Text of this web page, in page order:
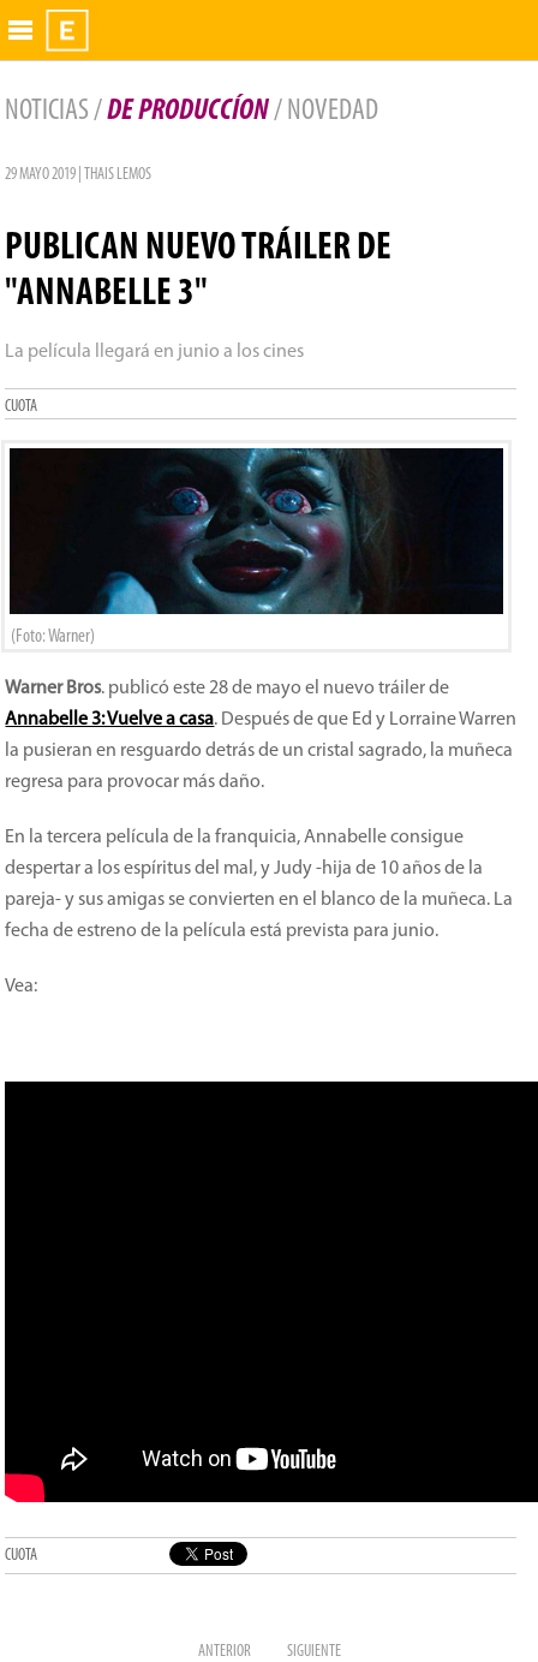
Exhibidor
NOTICIAS /DE PRODUCCÍON/ NOVEDAD
29 MAYO 2019 | THAIS LEMOS
PUBLICAN NUEVO TRÁILER DE
"ANNABELLE 3"
La película llegará en junio a los cines
CUOTA
(Foto: Warner)
Warner Bros. publicó este 28 de mayo el nuevo tráiler de
Annabelle 3: Vuelve a casa. Después de que Ed y Lorraine Warren
la pusieran en resguardo detrás de un cristal sagrado, la muñeca
regresa para provocar más daño.
En la tercera película de la franquicia, Annabelle consigue
despertar a los espíritus del mal, y Judy -hija de 10 años de la
pareja- y sus amigas se convierten en el blanco de la muñeca. La
fecha de estreno de la película está prevista para junio.
Vea:
CUOTA
ANTERIOR SIGUIENTE